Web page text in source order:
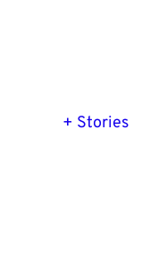
+ Stories
MG: